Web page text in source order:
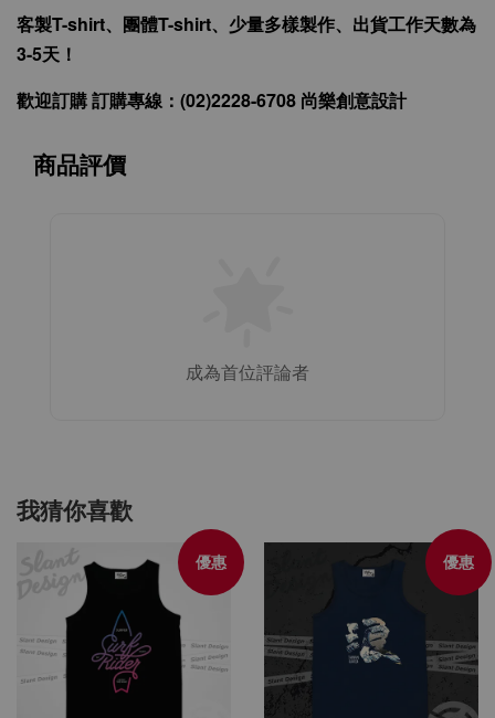
客製T-shirt、團體T-shirt、少量多樣製作、出貨工作天數為
3-5天！
歡迎訂購 訂購專線：(02)2228-6708 尚樂創意設計
商品評價
成為首位評論者
我猜你喜歡
優惠 優惠